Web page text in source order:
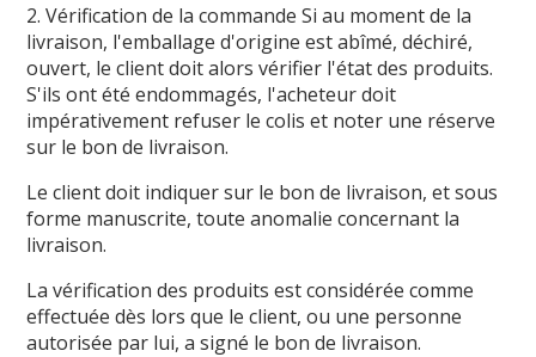
2. Vérification de la commande Si au moment de la
livraison, l'emballage d'origine est abîmé, déchiré,
ouvert, le client doit alors vérifier l'état des produits.
S'ils ont été endommagés, l'acheteur doit
impérativement refuser le colis et noter une réserve
sur le bon de livraison.
Le client doit indiquer sur le bon de livraison, et sous
forme manuscrite, toute anomalie concernant la
livraison.
La vérification des produits est considérée comme
effectuée dès lors que le client, ou une personne
autorisée par lui, a signé le bon de livraison.